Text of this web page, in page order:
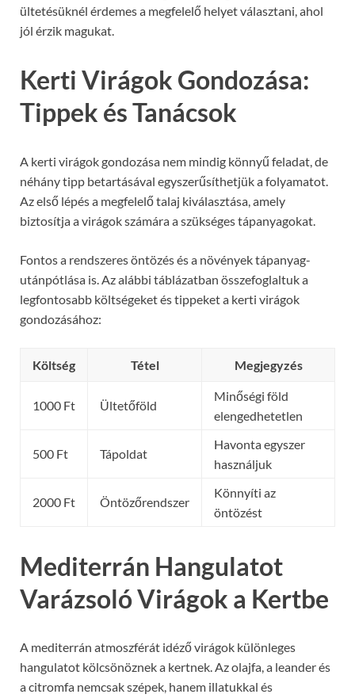
ültetésüknél érdemes a megfelelő helyet választani, ahol
jól érzik magukat.
Kerti Virágok Gondozása:
Tippek és Tanácsok
A kerti virágok gondozása nem mindig könnyű feladat, de
néhány tipp betartásával egyszerűsíthetjük a folyamatot.
Az első lépés a megfelelő talaj kiválasztása, amely
biztosítja a virágok számára a szükséges tápanyagokat.
Fontos a rendszeres öntözés és a növények tápanyag-
utánpótlása is. Az alábbi táblázatban összefoglaltuk a
legfontosabb költségeket és tippeket a kerti virágok
gondozásához:
Költség Tétel Megjegyzés
1000 Ft Ültetőföld
Minőségi föld
elengedhetetlen
500 Ft Tápoldat
Havonta egyszer
használjuk
2000 Ft Öntözőrendszer
Könnyíti az
öntözést
Mediterrán Hangulatot
Varázsoló Virágok a Kertbe
A mediterrán atmoszférát idéző virágok különleges
hangulatot kölcsönöznek a kertnek. Az olajfa, a leander és
a citromfa nemcsak szépek, hanem illatukkal és